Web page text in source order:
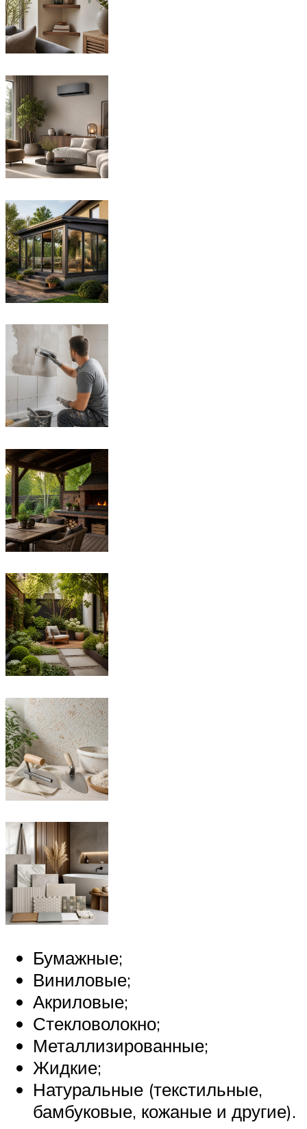
Бумажные;
Виниловые;
Акриловые;
Стекловолокно;
Металлизированные;
Жидкие;
Натуральные (текстильные,
бамбуковые, кожаные и другие).